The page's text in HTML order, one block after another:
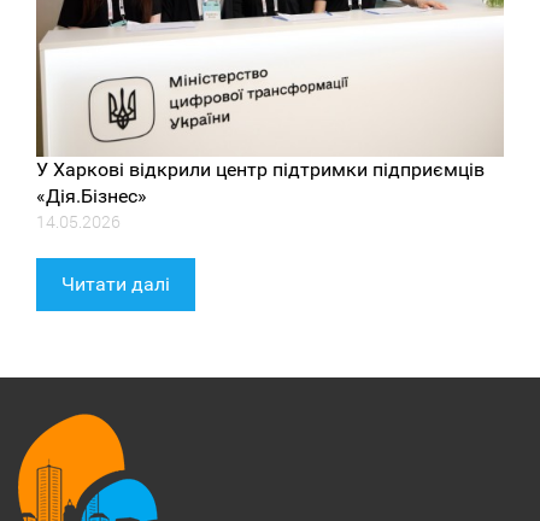
У Харкові відкрили центр підтримки підприємців
«Дія.Бізнес»
14.05.2026
Читати далі